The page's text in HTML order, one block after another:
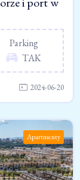
Parking
TAK
2024-06-20
Apartmenty